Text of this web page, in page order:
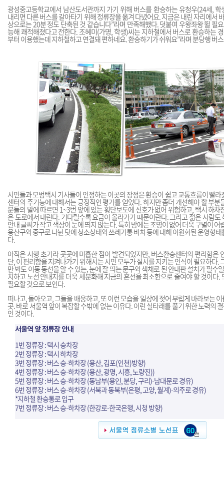
광성중고등학교에서 남산도서관까지 가기 위해 버스를 환승하는 유청우(24세, 학
내리면 다른 버스를 갈아타기 위해 정류장을 옮겨 다녔어요. 지금은 내린 자리에서
상으로는 20분 정도 단축된 것 같습니다”라며 만족해했다. 덧붙여 우왕좌왕 뛸 필
능해 쾌적해졌다고 전한다. 조혜미(가명, 학생)씨는 지하철에서 버스로 환승하는
부터 이용했는데 지하철하고 연결돼 편하네요. 환승하기가 쉬워요”라며 분당행 버
시민들과 모범택시 기사들이 인정하는 이곳의 장점은 환승이 쉽고 교통흐름이 빨
센터의 주기능에 대해서는 긍정적인 평가를 얻었다. 하지만 좀더 개선해야 할 부분
분들의 말에 따르면 1~3번 앞에 있는 횡단보도에 신호가 없어 위험하고, 택시 하차
은 도로에서 내린다. 기다릴수록 요금이 올라가기 때문이란다. 그리고 젊은 사람도
안내 글씨가 작고 색상이 눈에 띄지 않는다. 특히 밤에는 조명이 없어 더욱 구별이 어
용산구와 중구로 나뉜 탓에 청소상태와 쓰레기통 비치 등에 대해 이원화된 운영형
다.
아직은 시행 초기라 곳곳에 미흡한 점이 발견되었지만, 버스환승센터의 편리함은
단, 이 편리함을 지켜나가기 위해서는 시민 모두가 질서를 지키는 인식이 필요하다.
만 봐도 이동 동선을 알 수 있는, 눈에 잘 띄는 문구와 색채로 된 안내판 설치가 필수
치하고 노선 안내지를 더욱 세분화해 지금의 혼선을 최소한으로 줄여야 할 것이다.
필요할 것으로 보인다.
떠나고, 돌아오고, 그들을 배웅하고, 또 이런 모습을 일상에 젖어 부럽게 바라보는
곳. 바로 서울역 앞이 복잡할 수밖에 없는 이유다. 이런 실타래를 풀기 위한 노력의
인 것이다.
서울역 앞 정류장 안내
1번 정류장 : 택시 승차장
2번 정류장 : 택시 하차장
3번 정류장 : 버스 승-하차장 (용산, 김포(인천)방향)
4번 정류장 : 버스 승-하차장 (용산, 광명, 시흥, 노량진))
5번 정류장 : 버스 승-하차장 (동남부(용인, 분당, 구리)-남대문로 경유)
6번 정류장 : 버스 승-하차장 (서북과 동북부(은평, 고양, 월계)-의주로 경유)
*지하철 환승통로 입구
7번 정류장 : 버스 승-하차장 (한강로-한국은행, 시청 방향)